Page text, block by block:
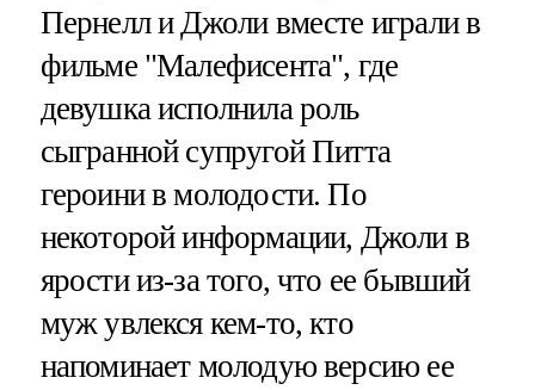
Пернелл и Джоли вместе играли в
фильме "Малефисента", где
девушка исполнила роль
сыгранной супругой Питта
героини в молодости. По
некоторой информации, Джоли в
ярости из-за того, что ее бывший
муж увлекся кем-то, кто
напоминает молодую версию ее